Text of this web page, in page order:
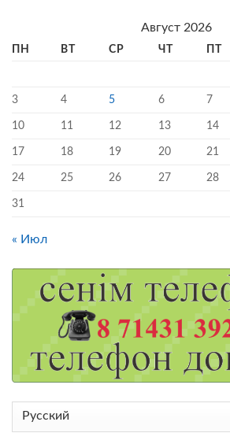
Август 2026
ПН ВТ СР ЧТ ПТ
3 4 5 6 7
10 11 12 13 14
17 18 19 20 21
24 25 26 27 28
31
« Июл
Выбрать